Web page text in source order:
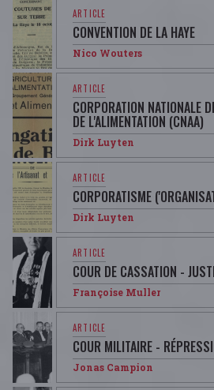
CONVENTION DE LA HAYE
Nico Wouters
CORPORATION NATIONALE
DE L'ALIMENTATION (CNAA)
Dirk Luyten
CORPORATISME
Dirk Luyten
COUR DE CASSATION -
Françoise Muller
COUR MILITAIRE -
Jonas Campion